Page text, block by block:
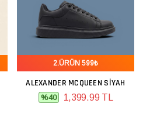
2.ÜRÜN 599₺
ALEXANDER MCQUEEN SIYAH
%40 1,399.99 TL